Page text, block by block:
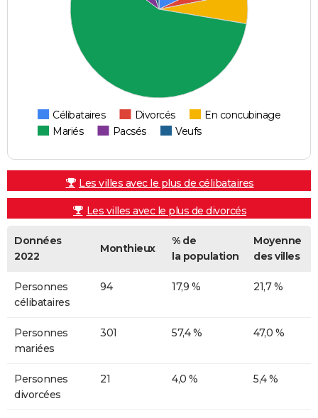
Célibataires Divorcés
En concubinage
Mariés
Pacsés Veufs
Les villes avec le plus de célibataires
Les villes avec le plus de divorcés
Données
2022
Monthieux
% de
la population
Moyenne
des villes
Personnes
célibataires
94 17,9 % 21,7 %
Personnes
mariées
301 57,4 % 47,0 %
Personnes
divorcées
21 4,0 % 5,4 %